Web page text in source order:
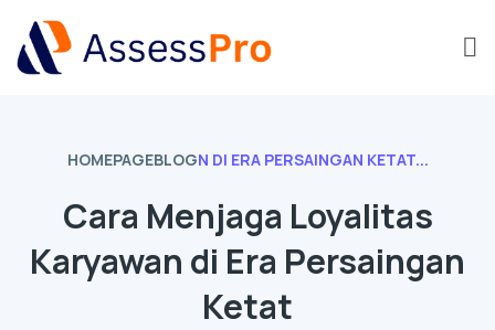
HOMEPAGEBLOGN DI ERA PERSAINGAN KETAT...
Cara Menjaga Loyalitas
Karyawan di Era Persaingan
Ketat